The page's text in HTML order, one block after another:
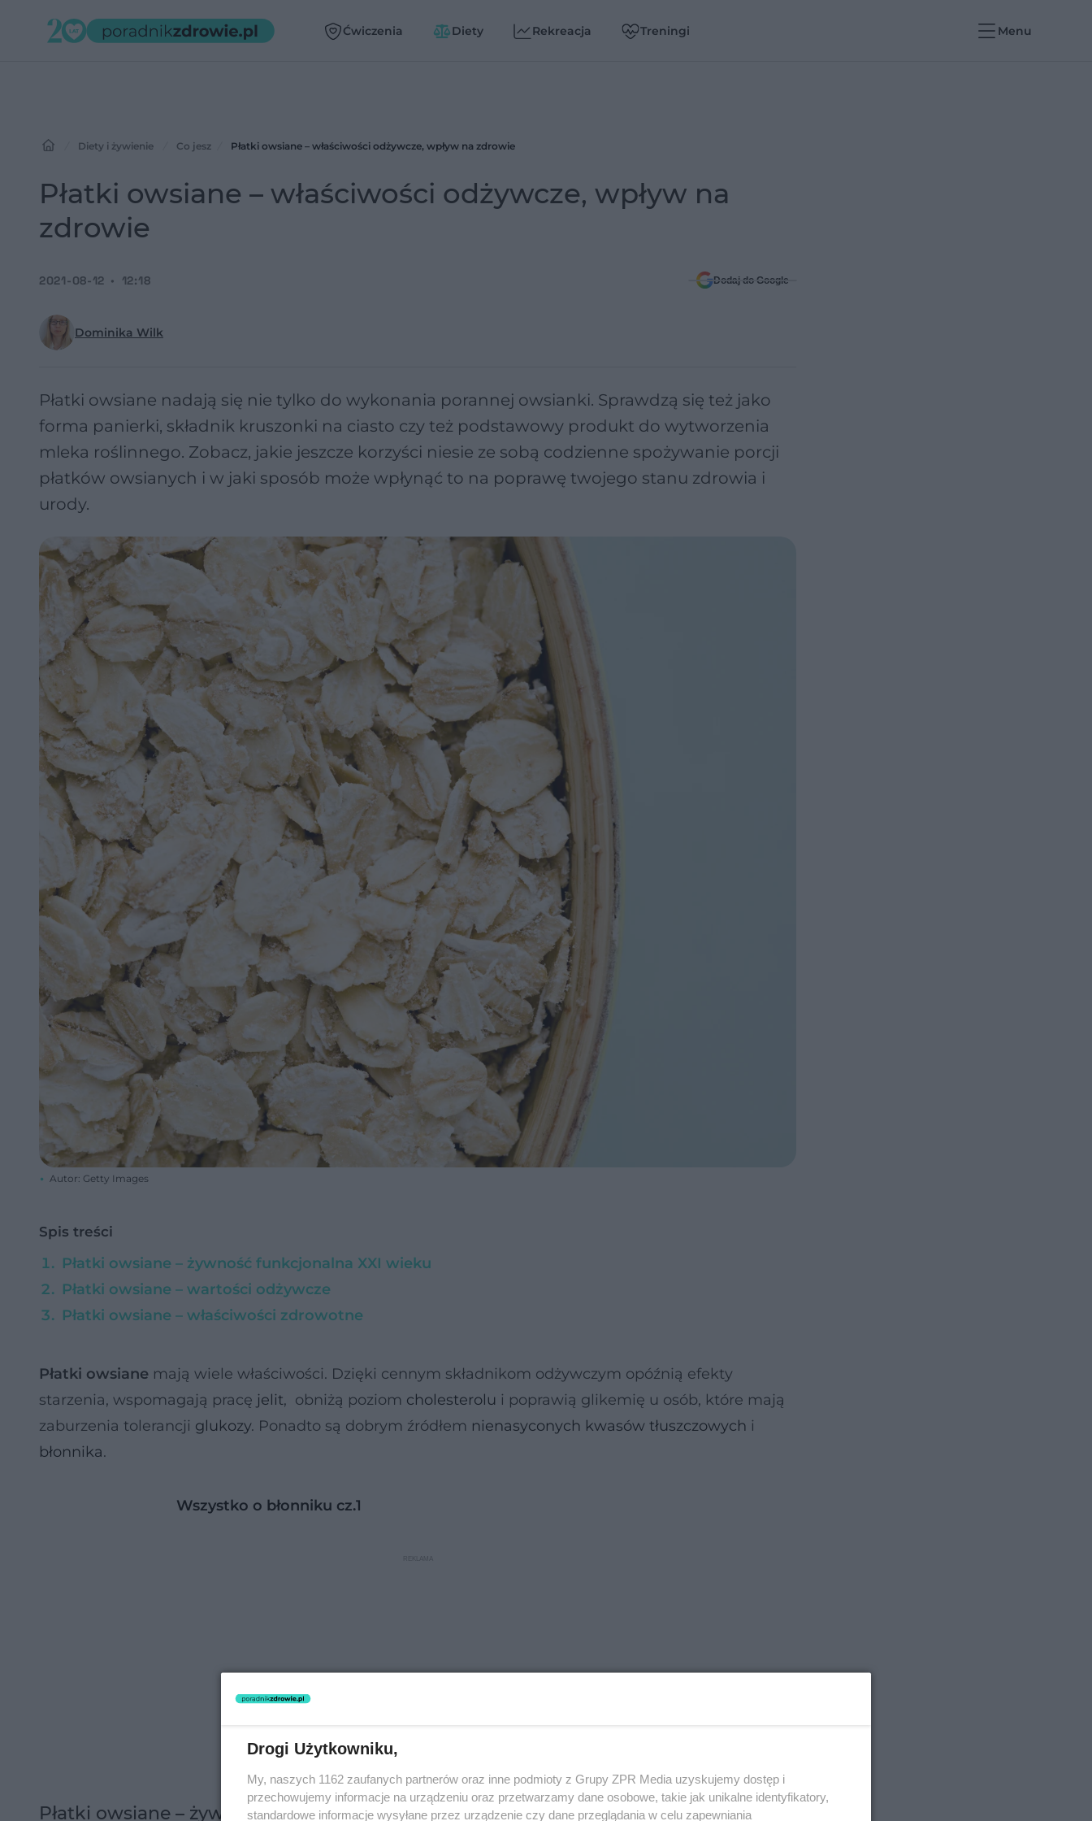
Ćwiczenia Diety Rekreacja Treningi Menu
Diety i żywienie Co jesz Płatki owsiane – właściwości odżywcze, wpływ na zdrowie
Płatki owsiane – właściwości odżywcze, wpływ na
zdrowie
Dominika Wilk
2021-08-12 12:18 Dodaj do Google
Płatki owsiane nadają się nie tylko do wykonania porannej owsianki. Sprawdzą się też jako
forma panierki, składnik kruszonki na ciasto czy też podstawowy produkt do wytworzenia
mleka roślinnego. Zobacz, jakie jeszcze korzyści niesie ze sobą codzienne spożywanie porcji
płatków owsianych i w jaki sposób może wpłynąć to na poprawę twojego stanu zdrowia i
urody.
Autor: Getty Images
Spis treści
Płatki owsiane – żywność funkcjonalna XXI wieku
Płatki owsiane – wartości odżywcze
Płatki owsiane – właściwości zdrowotne
Płatki owsiane mają wiele właściwości. Dzięki cennym składnikom odżywczym opóźnią efekty
starzenia, wspomagają pracę jelit, obniżą poziom cholesterolu i poprawią glikemię u osób, które mają
zaburzenia tolerancji glukozy. Ponadto są dobrym źródłem nienasyconych kwasów tłuszczowych i
błonnika.
Wszystko o błonniku cz.1
Płatki owsiane – żywność funkcjonalna XXI wieku
Drogi Użytkowniku,
My, naszych 1162 zaufanych partnerów oraz inne podmioty z Grupy ZPR Media uzyskujemy dostęp i
przechowujemy informacje na urządzeniu oraz przetwarzamy dane osobowe, takie jak unikalne identyfikatory,
standardowe informacje wysyłane przez urządzenie czy dane przeglądania w celu zapewniania